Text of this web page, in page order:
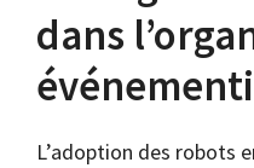
dans
L’adoption des robots